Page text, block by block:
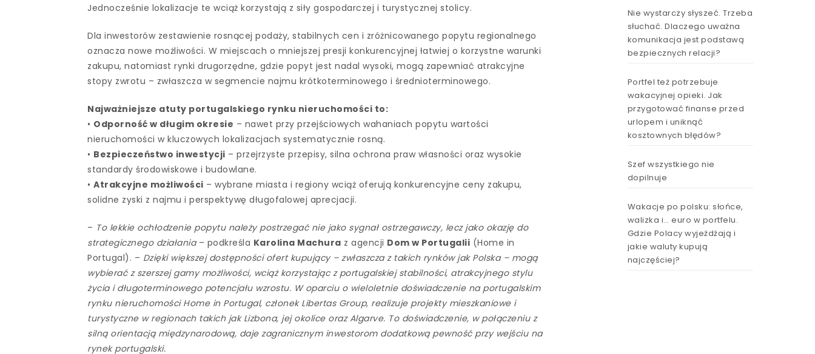
Jednocześnie lokalizacje te wciąż korzystają z siły gospodarczej i turystycznej stolicy.
Dla inwestorów zestawienie rosnącej podaży, stabilnych cen i zróżnicowanego popytu regionalnego
oznacza nowe możliwości. W miejscach o mniejszej presji konkurencyjnej łatwiej o korzystne warunki
zakupu, natomiast rynki drugorzędne, gdzie popyt jest nadal wysoki, mogą zapewniać atrakcyjne
stopy zwrotu – zwłaszcza w segmencie najmu krótkoterminowego i średnioterminowego.
Najważniejsze atuty portugalskiego rynku nieruchomości to:
• Odporność w długim okresie – nawet przy przejściowych wahaniach popytu wartości
nieruchomości w kluczowych lokalizacjach systematycznie rosną.
• Bezpieczeństwo inwestycji – przejrzyste przepisy, silna ochrona praw własności oraz wysokie
standardy środowiskowe i budowlane.
•Atrakcyjne możliwości – wybrane miasta i regiony wciąż oferują konkurencyjne ceny zakupu,
solidne zyski z najmu i perspektywę długofalowej aprecjacji.
– To lekkie ochłodzenie popytu należy postrzegać nie jako sygnał ostrzegawczy, lecz jako okazję do
strategicznego działania– podkreśla Karolina Machura z agencji Dom w Portugalii (Home in
Portugal). – Dzięki większej dostępności ofert kupujący – zwłaszcza z takich rynków jak Polska – mogą
wybierać z szerszej gamy możliwości, wciąż korzystając z portugalskiej stabilności, atrakcyjnego stylu
życia i długoterminowego potencjału wzrostu. W oparciu o wieloletnie doświadczenie na portugalskim
rynku nieruchomości Home in Portugal, członek Libertas Group, realizuje projekty mieszkaniowe i
turystyczne w regionach takich jak Lizbona, jej okolice oraz Algarve. To doświadczenie, w połączeniu z
silną orientacją międzynarodową, daje zagranicznym inwestorom dodatkową pewność przy wejściu na
rynek portugalski.
Nie wystarczy słyszeć. Trzeba
słuchać. Dlaczego uważna
komunikacja jest podstawą
bezpiecznych relacji?
Portfel też potrzebuje
wakacyjnej opieki. Jak
przygotować finanse przed
urlopem i uniknąć
kosztownych błędów?
Szef wszystkiego nie
dopilnuje
Wakacje po polsku: słońce,
walizka i… euro w portfelu.
Gdzie Polacy wyjeżdżają i
jakie waluty kupują
najczęściej?